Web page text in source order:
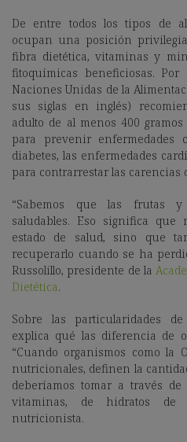
De entre todos los tipos de
ocupan una posición
fibra dietética, vitaminas y
fitoquímicas beneficiosas.
Naciones Unidas de la
sus siglas en inglés)
adulto de al menos 400
para prevenir enfermedades
diabetes, las enfermedades
para contrarrestar las carencias
“Sabemos que las frutas
saludables. Eso significa
estado de salud, sino que
recuperarlo cuando se ha
Russolillo, presidente de la
Dietética.
Sobre las particularidades
explica qué las diferencia de
“Cuando organismos como la
nutricionales, definen la
deberíamos tomar a través
vitaminas, de hidratos de
nutricionista.